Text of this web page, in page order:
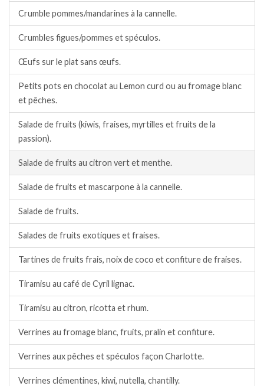
Crumble pommes/mandarines à la cannelle.
Crumbles figues/pommes et spéculos.
Œufs sur le plat sans œufs.
Petits pots en chocolat au Lemon curd ou au fromage blanc
et pêches.
Salade de fruits (kiwis, fraises, myrtilles et fruits de la
passion).
Salade de fruits au citron vert et menthe.
Salade de fruits et mascarpone à la cannelle.
Salade de fruits.
Salades de fruits exotiques et fraises.
Tartines de fruits frais, noix de coco et confiture de fraises.
Tiramisu au café de Cyril lignac.
Tiramisu au citron, ricotta et rhum.
Verrines au fromage blanc, fruits, pralin et confiture.
Verrines aux pêches et spéculos façon Charlotte.
Verrines clémentines, kiwi, nutella, chantilly.